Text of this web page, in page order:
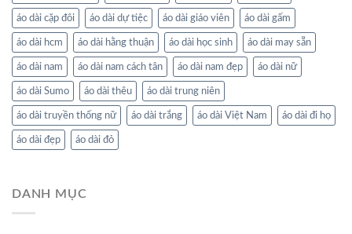
áo dài cặp đôi áo dài dự tiệc áo dài giáo viên áo dài gấm
áo dài hcm áo dài hằng thuận áo dài học sinh áo dài may sẵn
áo dài nam áo dài nam cách tân áo dài nam đẹp áo dài nữ
áo dài Sumo áo dài thêu áo dài trung niên
áo dài truyền thống nữ áo dài trắng áo dài Việt Nam áo dài đi họ
áo dài đẹp áo dài đỏ
DANH MỤC